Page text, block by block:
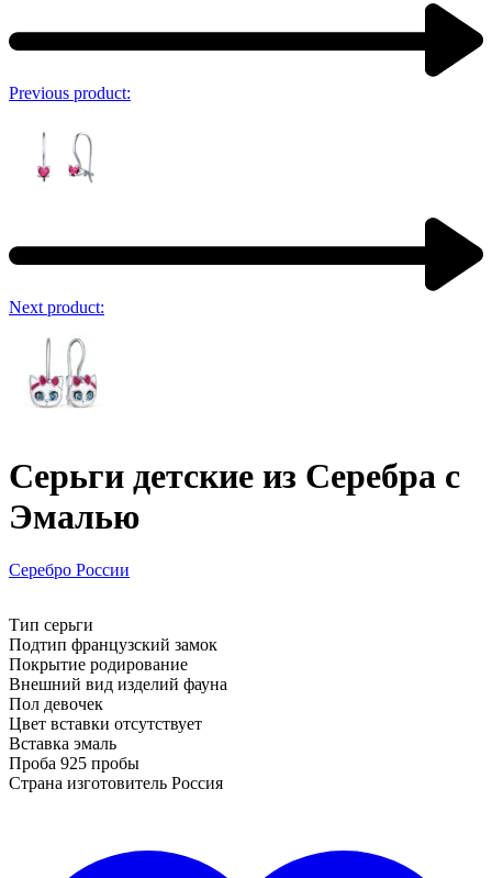
Previous product:
Next product:
Серьги детские из Серебра с
Эмалью
Серебро России
Тип серьги
Подтип французский замок
Покрытие родирование
Внешний вид изделий фауна
Пол девочек
Цвет вставки отсутствует
Вставка эмаль
Проба 925 пробы
Страна изготовитель Россия